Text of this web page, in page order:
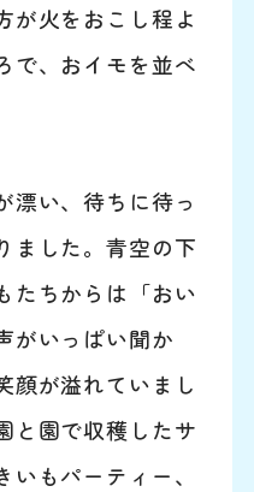
が火をおこし程よ
で、おイモを並べ
い、待ちに待っ
ました。青空の下
たちからは「おい
がいっぱい聞か
顔が溢れていまし
と園で収穫したサ
もパーティー、